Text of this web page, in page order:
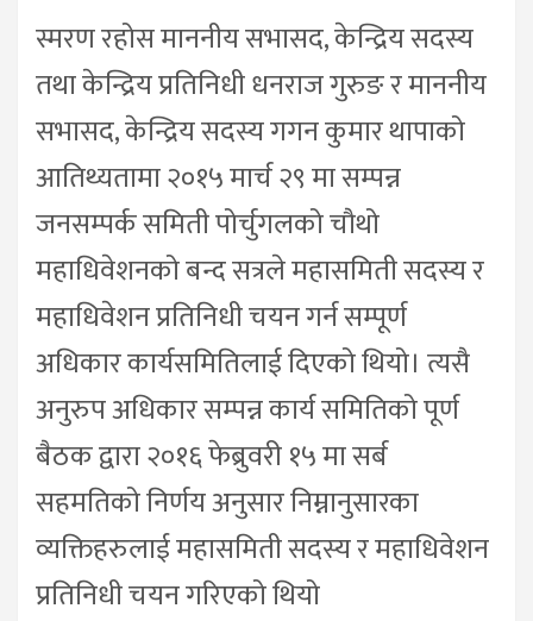
स्मरण रहोस माननीय सभासद, केन्द्रिय सदस्य
तथा केन्द्रिय प्रतिनिधी धनराज गुरुङ र माननीय
सभासद, केन्द्रिय सदस्य गगन कुमार थापाको
आतिथ्यतामा २०१५ मार्च २९ मा सम्पन्न
जनसम्पर्क समिती पोर्चुगलको चौथो
महाधिवेशनको बन्द सत्रले महासमिती सदस्य र
महाधिवेशन प्रतिनिधी चयन गर्न सम्पूर्ण
अधिकार कार्यसमितिलाई दिएको थियो। त्यसै
अनुरुप अधिकार सम्पन्न कार्य समितिको पूर्ण
बैठक द्वारा २०१६ फेब्रुवरी १५ मा सर्ब
सहमतिको निर्णय अनुसार निम्नानुसारका
व्यक्तिहरुलाई महासमिती सदस्य र महाधिवेशन
प्रतिनिधी चयन गरिएको थियो